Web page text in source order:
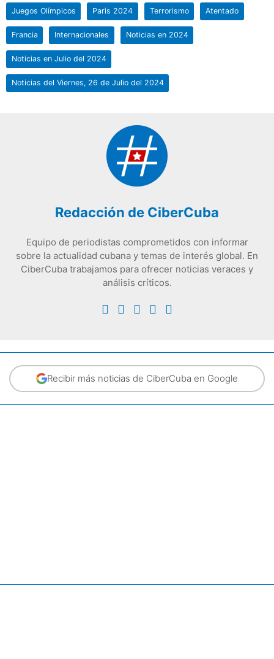
Juegos Olímpicos Paris 2024 Terrorismo Atentado
Francia Internacionales Noticias en 2024
Noticias en Julio del 2024
Noticias del Viernes, 26 de Julio del 2024
Redacción de CiberCuba
Equipo de periodistas comprometidos con informar
sobre la actualidad cubana y temas de interés global. En
CiberCuba trabajamos para ofrecer noticias veraces y
análisis críticos.
Recibir más noticias de CiberCuba en Google